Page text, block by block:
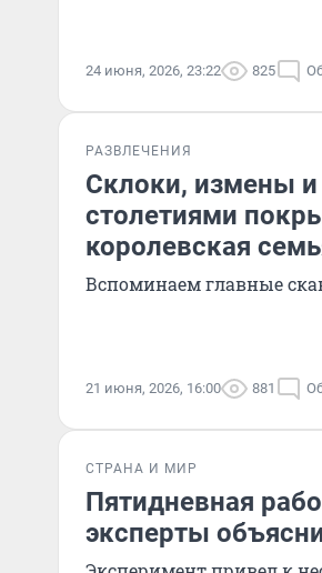
24 июня, 2026, 23:22 825
РАЗВЛЕЧЕНИЯ
Склоки, измены и
столетиями
королевская
Вспоминаем главные
21 июня, 2026, 16:00 881
СТРАНА И МИР
Пятидневная
эксперты